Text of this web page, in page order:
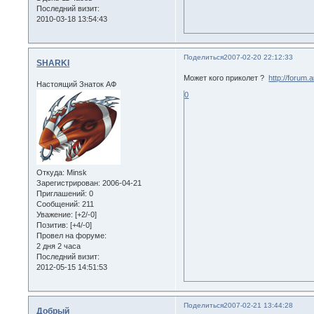
Последний визит:
2010-03-18 13:54:43
Поделиться2007-02-20 22:12:33
SHARKI
Настоящий Знаток АФ
Откуда: Minsk
Зарегистрирован: 2006-04-21
Приглашений: 0
Сообщений: 211
Уважение: [+2/-0]
Позитив: [+4/-0]
Провел на форуме:
2 дня 2 часа
Последний визит:
2012-05-15 14:51:53
Может кого приколет ?http://
0
Поделиться2007-02-21 13:44:28
Добрый